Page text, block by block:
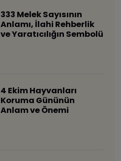
333 Melek Sayısının
Anlamı, İlahi Rehberlik
ve Yaratıcılığın Sembolü
4 Ekim Hayvanları
Koruma Gününün
Anlam ve Önemi